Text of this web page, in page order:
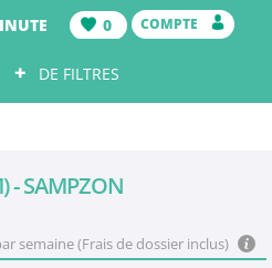
0 COMPTE
+ DE FILTRES
- SAMPZON
semaine (Frais de dossier inclus)